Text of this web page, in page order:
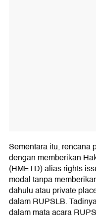
Sementara itu, rencana
dengan memberikan
(HMETD) alias rights
modal tanpa
dahulu atau private
dalam RUPSLB.
dalam mata acara